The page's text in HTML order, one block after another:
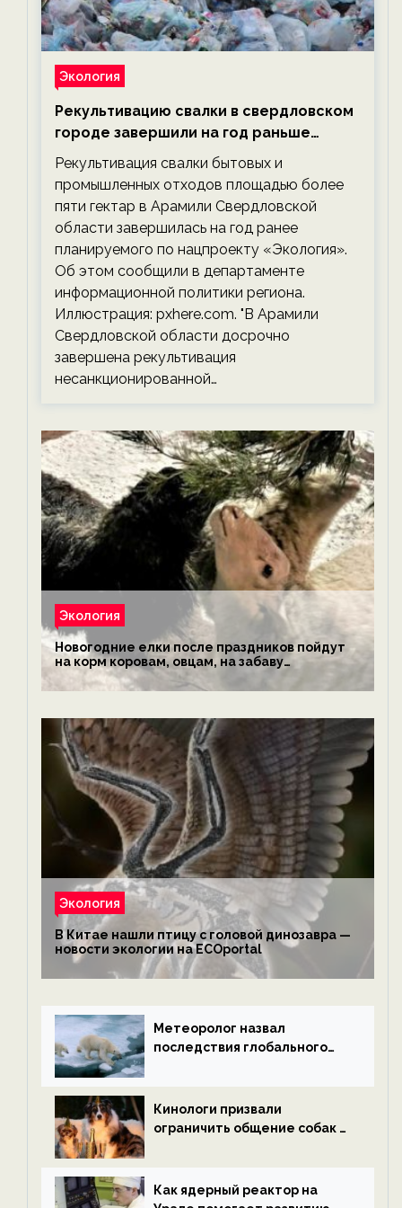
Экология
Рекультивацию свалки в свердловском
городе завершили на год раньше
планируемого срока — новости
экологии на ECOportal
Рекультивация свалки бытовых и
промышленных отходов площадью более
пяти гектар в Арамили Свердловской
области завершилась на год ранее
планируемого по нацпроекту «Экология».
Об этом сообщили в департаменте
информационной политики региона.
Иллюстрация: pxhere.com. "В Арамили
Свердловской области досрочно
завершена рекультивация
несанкционированной…
Экология
Новогодние елки после праздников пойдут
на корм коровам, овцам, на забаву
обезьянам, львам и леопардам — новости
экологии на ECOportal
Экология
В Китае нашли птицу с головой динозавра —
новости экологии на ECOportal
Метеоролог назвал
последствия глобального
ECOportal
Кинологи призвали
ограничить общение собак с
ECOportal
Как ядерный реактор на